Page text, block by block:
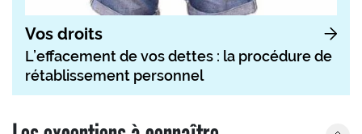
Vos droits
L’effacement de vos dettes : la procédure de
rétablissement personnel